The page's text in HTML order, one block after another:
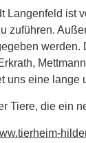
Langenfeld ist
zuführen.
werden.
uns eine lange
Tiere, die ein